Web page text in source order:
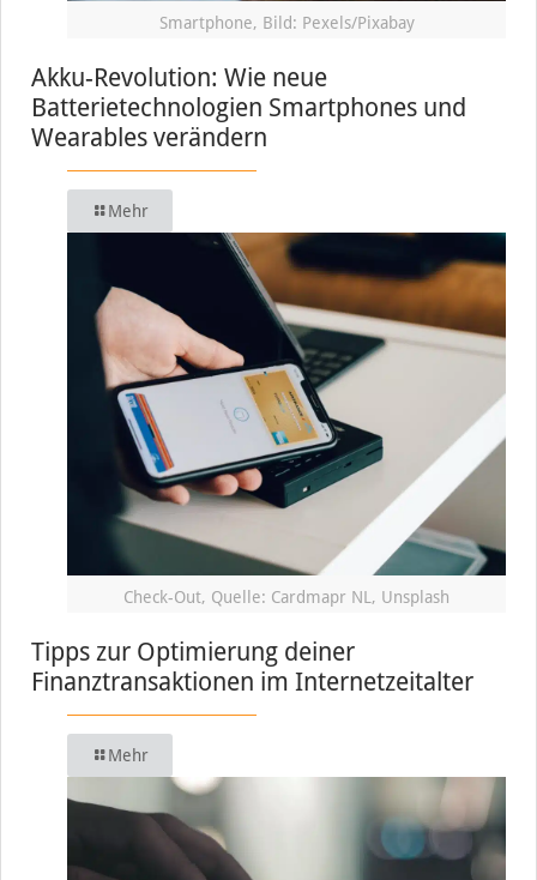
Smartphone, Bild: Pexels/Pixabay
Akku-Revolution: Wie neue
Batterietechnologien Smartphones und
Wearables verändern
Mehr
Check-Out, Quelle: Cardmapr NL, Unsplash
Tipps zur Optimierung deiner
Finanztransaktionen im Internetzeitalter
Mehr